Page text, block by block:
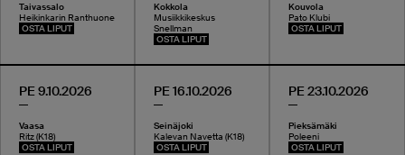
Taivassalo
Heikinkarin Ranthuone
OSTA LIPUT
Kokkola
Musiikkikeskus
Snellman
OSTA LIPUT
Kouvola
Pato Klubi
OSTA LIPUT
PE 9.10.2026
Vaasa
Ritz (K18)
OSTA LIPUT
PE 16.10.2026
Seinäjoki
Kalevan Navetta (K18)
OSTA LIPUT
PE 23.10.2026
Pieksämäki
Poleeni
OSTA LIPUT